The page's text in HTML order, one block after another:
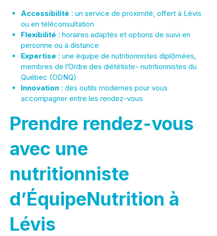
Accessibilité : un service de proximité, offert à Lévis
ou en téléconsultation
Flexibilité : horaires adaptés et options de suivi en
personne ou à distance
Expertise : une équipe de nutritionnistes diplômées,
membres de l’Ordre des diététiste- nutritionnistes du
Québec (ODNQ)
Innovation : des outils modernes pour vous
accompagner entre les rendez-vous
Prendre rendez-vous
avec une
nutritionniste
d’ÉquipeNutrition à
Lévis